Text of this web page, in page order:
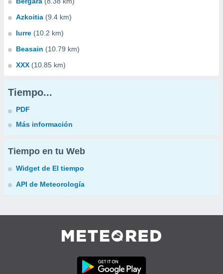
Azkoitia (9.4 km)
Iurre (10.2 km)
Beasain (10.79 km)
XXX (10.85 km)
Tiempo...
PDF
Más información
Tiempo en tu Web
Widget de El tiempo
API de Meteorología